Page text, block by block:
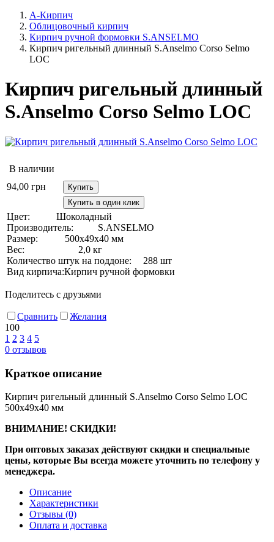
А-Кирпич
Облицовочный кирпич
Кирпич ручной формовки S.ANSELMO
Кирпич ригельный длинный S.Anselmo Corso Selmo
LOC
Кирпич ригельный длинный
S.Anselmo Corso Selmo LOC
В наличии
94,00 грн
Купить
Купить в один клик
Цвет:
Шоколадный
Производитель:
S.ANSELMO
Размер:
500х49х40 мм
Вес:
2,0 кг
Количество штук на поддоне:
288 шт
Вид кирпича:Кирпич ручной формовки
Поделитесь с друзьями
Сравнить
Желания
100
1 2 3 4 5
0 отзывов
Краткое описание
Кирпич ригельный длинный S.Anselmo Corso Selmo LOC
500х49х40 мм
ВНИМАНИЕ! СКИДКИ!
При оптовых заказах действуют скидки и специальные
цены, которые Вы всегда можете уточнить по телефону у
менеджера.
Описание
Характеристики
Отзывы (0)
Оплата и доставка